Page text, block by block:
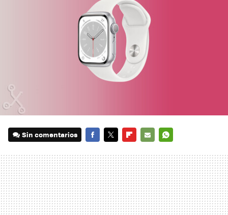
Sin comentarios
MAIL